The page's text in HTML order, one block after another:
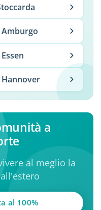
a
al meglio la
al 100%